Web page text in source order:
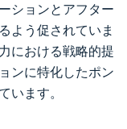
ションとアフター
よう促されていま
における戦略的提
ンに特化したポン
います。